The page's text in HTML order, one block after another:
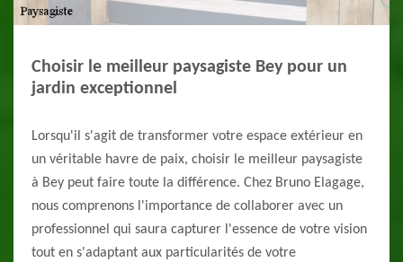
Choisir le meilleur paysagiste Bey pour un
jardin exceptionnel
Lorsqu'il s'agit de transformer votre espace extérieur en
un véritable havre de paix, choisir le meilleur paysagiste
à Bey peut faire toute la différence. Chez Bruno Elagage,
nous comprenons l'importance de collaborer avec un
professionnel qui saura capturer l'essence de votre vision
tout en s'adaptant aux particularités de votre